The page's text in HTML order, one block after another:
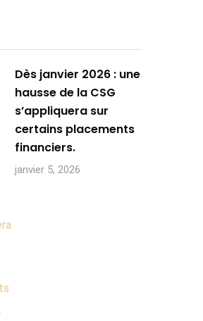
Dès janvier 2026 : une
hausse de la CSG
s’appliquera sur
certains placements
financiers.
janvier 5, 2026